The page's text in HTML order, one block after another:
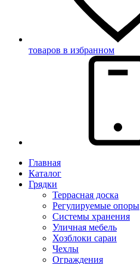
товаров в избранном
Главная
Каталог
Грядки
Террасная доска
Регулируемые опоры
Системы хранения
Уличная мебель
Хозблоки сараи
Чехлы
Ограждения